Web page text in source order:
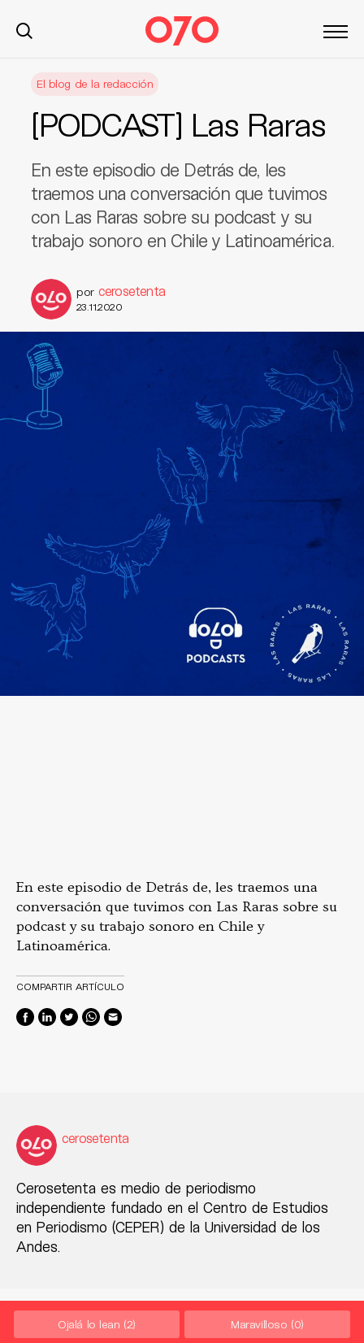
El blog de la redacción
[PODCAST] Las Raras
En este episodio de Detrás de, les
traemos una conversación que tuvimos
con Las Raras sobre su podcast y su
trabajo sonoro en Chile y Latinoamérica.
por cerosetenta
23.11.2020
En este episodio de Detrás de, les traemos una
conversación que tuvimos con Las Raras sobre su
podcast y su trabajo sonoro en Chile y
Latinoamérica.
COMPARTIR ARTÍCULO
cerosetenta
Cerosetenta es medio de periodismo
independiente fundado en el Centro de Estudios
en Periodismo (CEPER) de la Universidad de los
Andes.
Ojalá lo lean (2) Maravilloso (0)